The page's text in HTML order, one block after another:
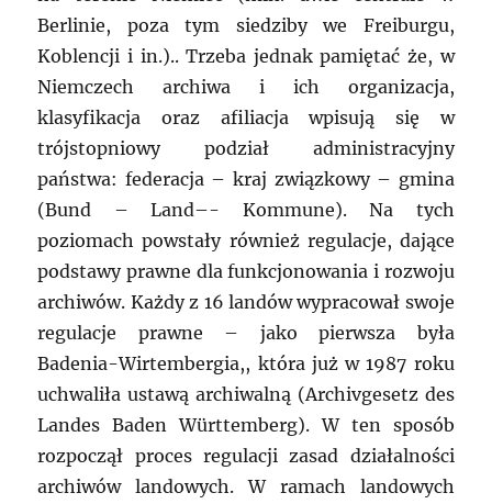
Berlinie, poza tym siedziby we Freiburgu,
Koblencji i in.).. Trzeba jednak pamiętać że, w
Niemczech archiwa i ich organizacja,
klasyfikacja oraz afiliacja wpisują się w
trójstopniowy podział administracyjny
państwa: federacja – kraj związkowy – gmina
(Bund – Land–- Kommune). Na tych
poziomach powstały również regulacje, dające
podstawy prawne dla funkcjonowania i rozwoju
archiwów. Każdy z 16 landów wypracował swoje
regulacje prawne – jako pierwsza była
Badenia-Wirtembergia,, która już w 1987 roku
uchwaliła ustawą archiwalną (Archivgesetz des
Landes Baden Württemberg). W ten sposób
rozpoczął proces regulacji zasad działalności
archiwów landowych. W ramach landowych